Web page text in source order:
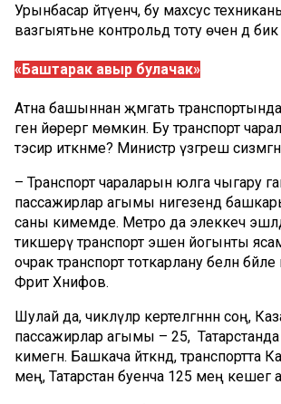
Урынбасар әйтүенчә, бу махсус
вазгыятьне контрольдә тоту өчен дә
«Баштарак авыр булачак»
Атна башыннан җәмәгать
генә йөрергә мөмкин. Бу транспорт
тәэсир иткәнме? Министр үзгәреш
– Транспорт чараларын юлга чыгару
пассажирлар агымы нигезендә
саны кимемәде. Метро да элеккечә
тикшерү транспорт эшенә йогынты
очрак транспорт тоткарлану белән
Фәрит Хәнифов.
Шулай да, чикләүләр кертелгәннән соң,
пассажирлар агымы – 25, ә
кимегән. Башкача әйткәндә, транспортта
мең, Татарстан буенча 125 мең кешегә